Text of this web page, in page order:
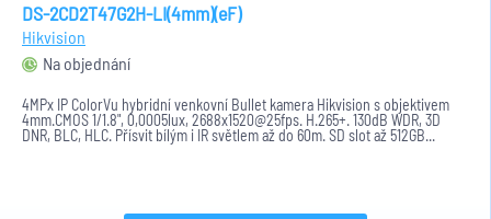
DS-2CD2T47G2H-LI(4mm)(eF)
Hikvision
Na objednání
4MPx IP ColorVu hybridní venkovní Bullet kamera Hikvision s objektivem
4mm.CMOS 1/1.8", 0,0005lux, 2688x1520@25fps. H.265+. 130dB WDR, 3D
DNR, BLC, HLC. Přísvit bílým i IR světlem až do 60m. SD slot až 512GB...